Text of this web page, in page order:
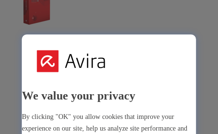
Notre solution 3-en-1 avec de nombreux outils premium
We value your privacy
By clicking "OK" you allow cookies that improve your
experience on our site, help us analyze site performance and